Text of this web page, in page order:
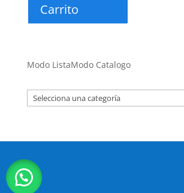
Carrito
Modo ListaModo Catalogo
Selecciona
una